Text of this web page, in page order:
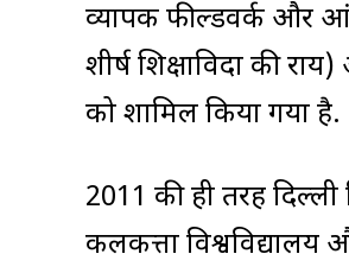
व्यापक फील्डवर्क और
शीर्ष शिक्षाविदों की
को शामिल किया गया है.
2011 की ही तरह दिल्ली
कलकत्ता विश्वविद्यालय